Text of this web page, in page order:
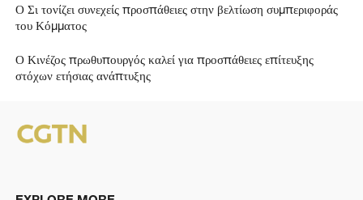
Ο Σι τονίζει συνεχείς προσπάθειες στην βελτίωση συμπεριφοράς
του Κόμματος
Ο Κινέζος πρωθυπουργός καλεί για προσπάθειες επίτευξης
στόχων ετήσιας ανάπτυξης